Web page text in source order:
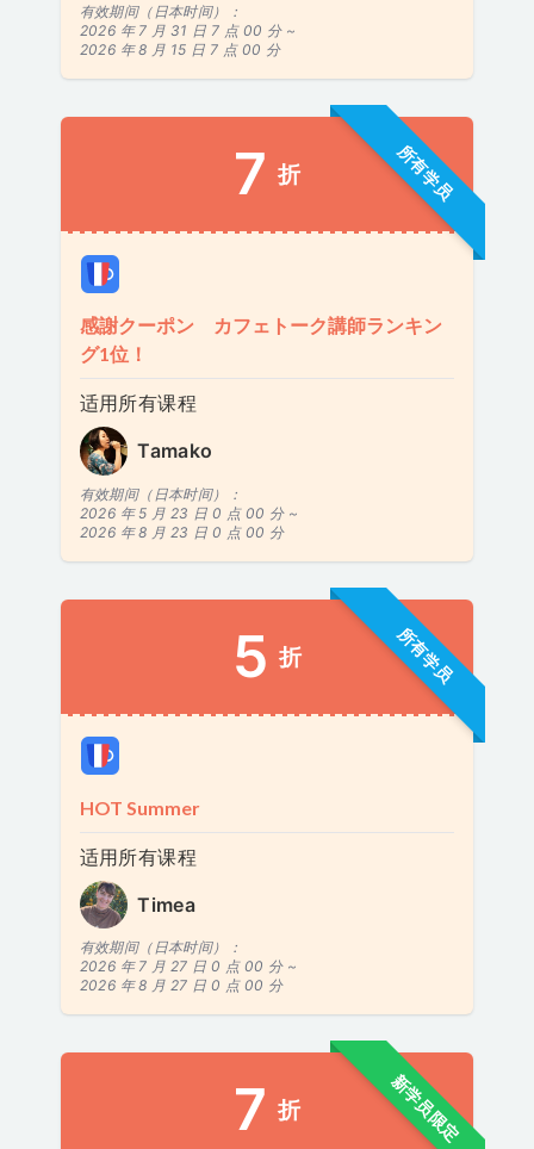
有效期间（日本时间）：
2026 年 7 月 31 日 7 点 00 分 ~
2026 年 8 月 15 日 7 点 00 分
所有学员
7 折
感謝クーポン カフェトーク講師ランキン
グ1位！
适用所有课程
Tamako
有效期间（日本时间）：
2026 年 5 月 23 日 0 点 00 分 ~
2026 年 8 月 23 日 0 点 00 分
所有学员
5 折
HOT Summer
适用所有课程
Timea
有效期间（日本时间）：
2026 年 7 月 27 日 0 点 00 分 ~
2026 年 8 月 27 日 0 点 00 分
新学员限定
7 折